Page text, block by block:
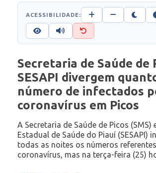
ACESSIBILIDADE:
Secretaria de Saúde de
SESAPI divergem
número de infectados
coronavírus em Picos
A Secretaria de Saúde de Picos (SMS)
Estadual de Saúde do Piauí (SESAPI)
todas as noites os números
coronavírus, mas na terça-feira (25)